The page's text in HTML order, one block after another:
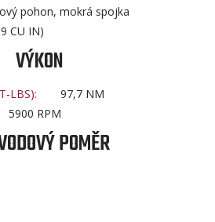
pohon, mokrá spojka
CU IN)
VÝKON
LBS):
97,7 NM
5900 RPM
POMĚR